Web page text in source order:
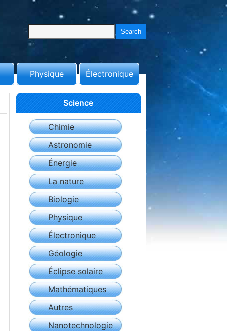
Physique Électronique
Science
Chimie
Astronomie
Énergie
La nature
Biologie
Physique
Électronique
Géologie
Éclipse solaire
Mathématiques
Autres
Nanotechnologie